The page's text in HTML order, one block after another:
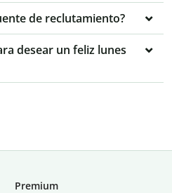
de reclutamiento?
desear un feliz lunes
Premium